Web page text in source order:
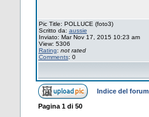
Pic Title: POLLUCE (foto3)
Scritto da: aussie
Inviato: Mar Nov 17, 2015 10:23 am
View: 5306
Rating: not rated
Comments: 0
Indice del forum
Pagina 1di 50